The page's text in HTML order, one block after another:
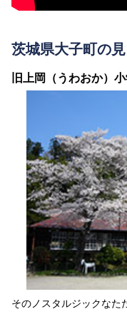
茨城県大子町の
旧上岡（うわおか）
そのノスタルジックなた